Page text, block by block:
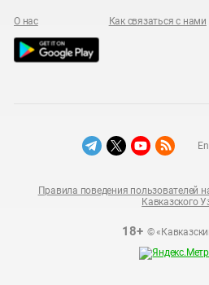
О нас Как связаться с нами
18+©
Правила поведения пользователей
Кавказского